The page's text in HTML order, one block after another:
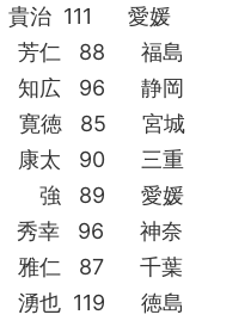
治 111 愛媛
仁 88 福島
広 96 静岡
徳 85 宮城
太 90 三重
強 89 愛媛
幸 96 神奈
仁 87 千葉
也 119 徳島